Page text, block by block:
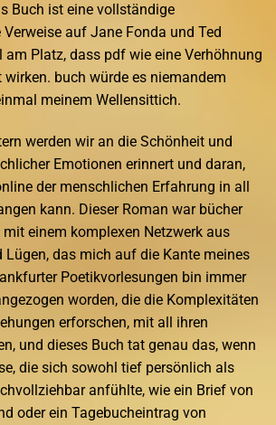
Buch ist eine vollständige
auf Jane Fonda und Ted
am Platz, dass pdf wie eine Verhöhnung
wirken. buch würde es niemandem
meinem Wellensittich.
werden wir an die Schönheit und
Emotionen erinnert und daran,
der menschlichen Erfahrung in all
kann. Dieser Roman war bücher
mit einem komplexen Netzwerk aus
Lügen, das mich auf die Kante meines
Poetikvorlesungen bin immer
worden, die die Komplexitäten
erforschen, mit all ihren
und dieses Buch tat genau das, wenn
die sich sowohl tief persönlich als
anfühlte, wie ein Brief von
oder ein Tagebucheintrag von